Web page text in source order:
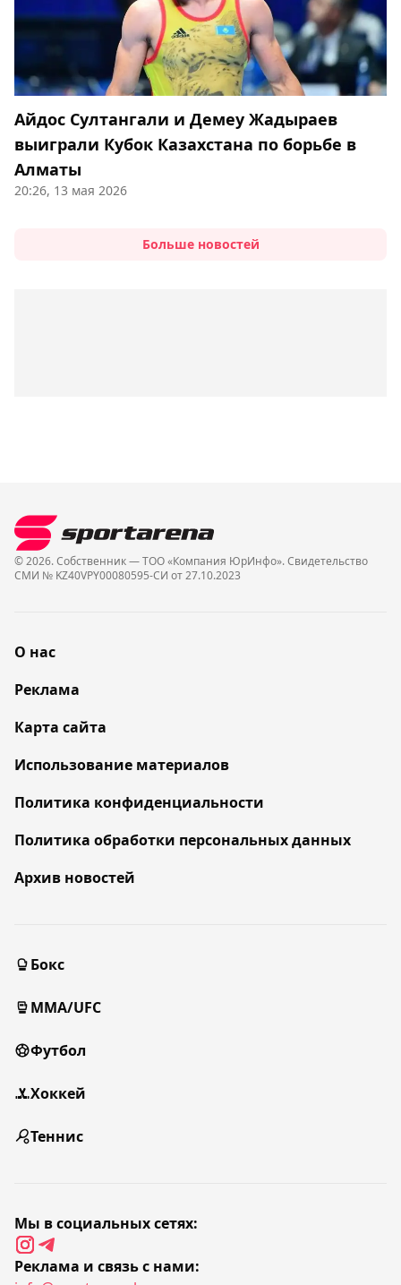
Айдос Султангали и Демеу Жадыраев
выиграли Кубок Казахстана по борьбе в
Алматы
20:26, 13 мая 2026
Больше новостей
© 2026. Собственник — ТОО «Компания ЮрИнфо». Cвидетельство
СМИ № KZ40VPY00080595-СИ от 27.10.2023
О нас
Реклама
Карта сайта
Использование материалов
Политика конфиденциальности
Политика обработки персональных данных
Архив новостей
Бокс
MMA/UFC
Футбол
Хоккей
Теннис
Мы в социальных сетях:
Реклама и связь с нами: